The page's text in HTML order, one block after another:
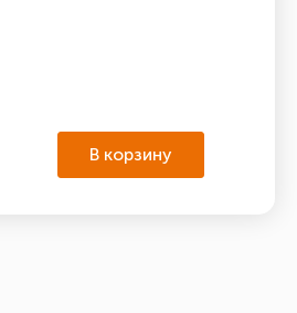
В корзину